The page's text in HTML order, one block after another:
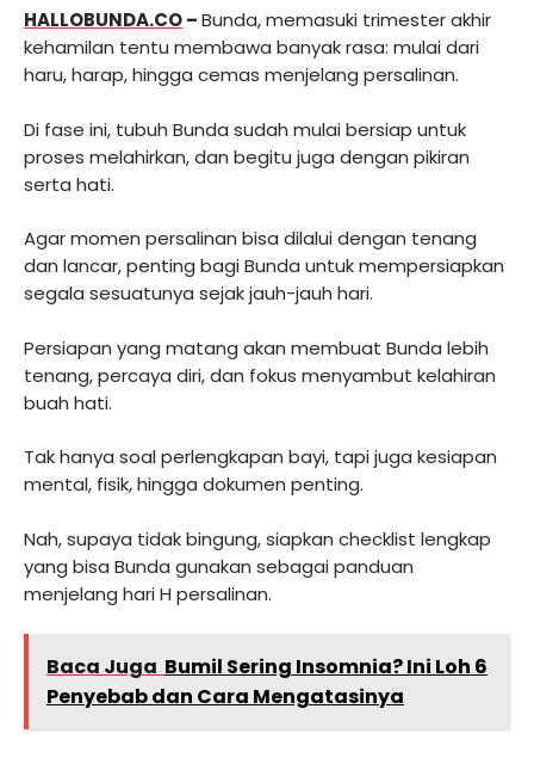
HALLOBUNDA.CO–Bunda, memasuki trimester akhir
kehamilan tentu membawa banyak rasa: mulai dari
haru, harap, hingga cemas menjelang persalinan.
Di fase ini, tubuh Bunda sudah mulai bersiap untuk
proses melahirkan, dan begitu juga dengan pikiran
serta hati.
Agar momen persalinan bisa dilalui dengan tenang
dan lancar, penting bagi Bunda untuk mempersiapkan
segala sesuatunya sejak jauh-jauh hari.
Persiapan yang matang akan membuat Bunda lebih
tenang, percaya diri, dan fokus menyambut kelahiran
buah hati.
Tak hanya soal perlengkapan bayi, tapi juga kesiapan
mental, fisik, hingga dokumen penting.
Nah, supaya tidak bingung, siapkan checklist lengkap
yang bisa Bunda gunakan sebagai panduan
menjelang hari H persalinan.
Baca Juga Bumil Sering Insomnia? Ini Loh 6
Penyebab dan Cara Mengatasinya